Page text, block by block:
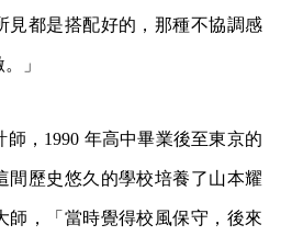
見都是搭配好的，那種不協調感
」
，1990 年高中畢業後至東京的
間歷史悠久的學校培養了山本耀
師，「當時覺得校風保守，後來